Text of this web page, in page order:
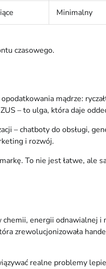
Minimalny
czasowego.
mądrze:
– to ulga, która daje
– chatboty do obsługi,
i rozwój.
To nie jest łatwe, ale
chemii, energii odnawialnej
zrewolucjonizowała
realne problemy